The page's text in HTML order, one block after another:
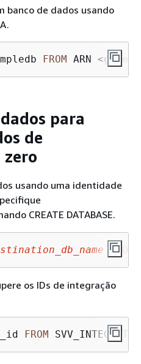
banco de dados usando
FROM ARN <glue
para
de
zero
usando uma identidade
CREATE DATABASE.
FROM
os IDs de integração
FROM